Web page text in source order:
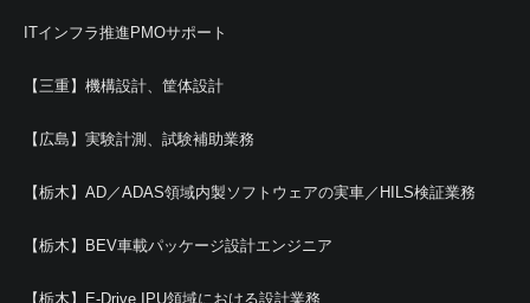
ITインフラ推進PMOサポート
【三重】機構設計、筐体設計
【広島】実験計測、試験補助業務
【栃木】AD／ADAS領域内製ソフトウェアの実車／HILS検証業務
【栃木】BEV車載パッケージ設計エンジニア
【栃木】E-Drive IPU領域における設計業務